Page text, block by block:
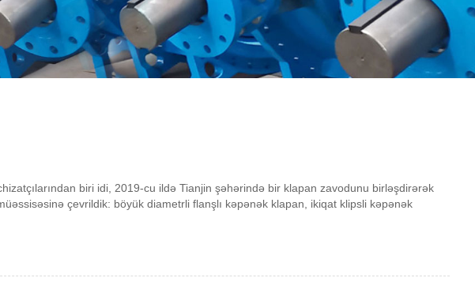
biri idi, 2019-cu ildə Tianjin şəhərində bir klapan zavodunu birləşdirərək
çevrildik: böyük diametrli flanşlı kəpənək klapan, ikiqat klipsli kəpənək